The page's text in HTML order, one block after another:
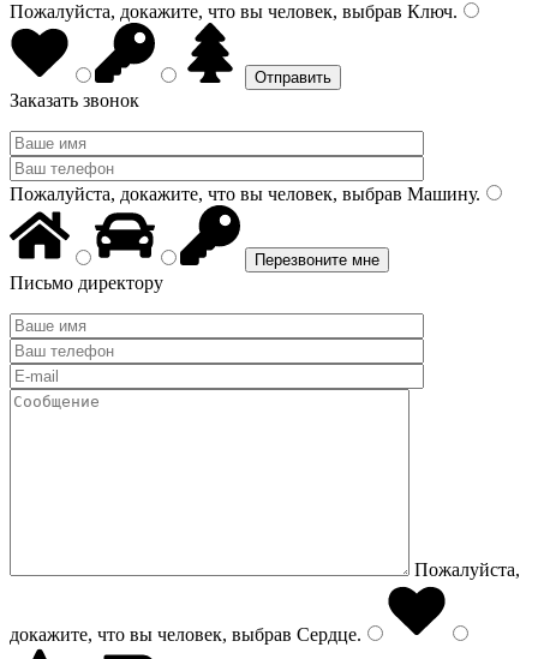
Пожалуйста, докажите, что вы человек, выбрав Ключ.
Заказать звонок
Пожалуйста, докажите, что вы человек, выбрав Машину.
Письмо директору
Пожалуйста,
докажите, что вы человек, выбрав Сердце.